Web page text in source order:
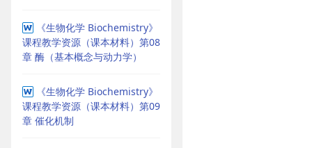
《生物化学 Biochemistry》
课程教学资源（课本材料）第08
章 酶（基本概念与动力学）
《生物化学 Biochemistry》
课程教学资源（课本材料）第09
章 催化机制